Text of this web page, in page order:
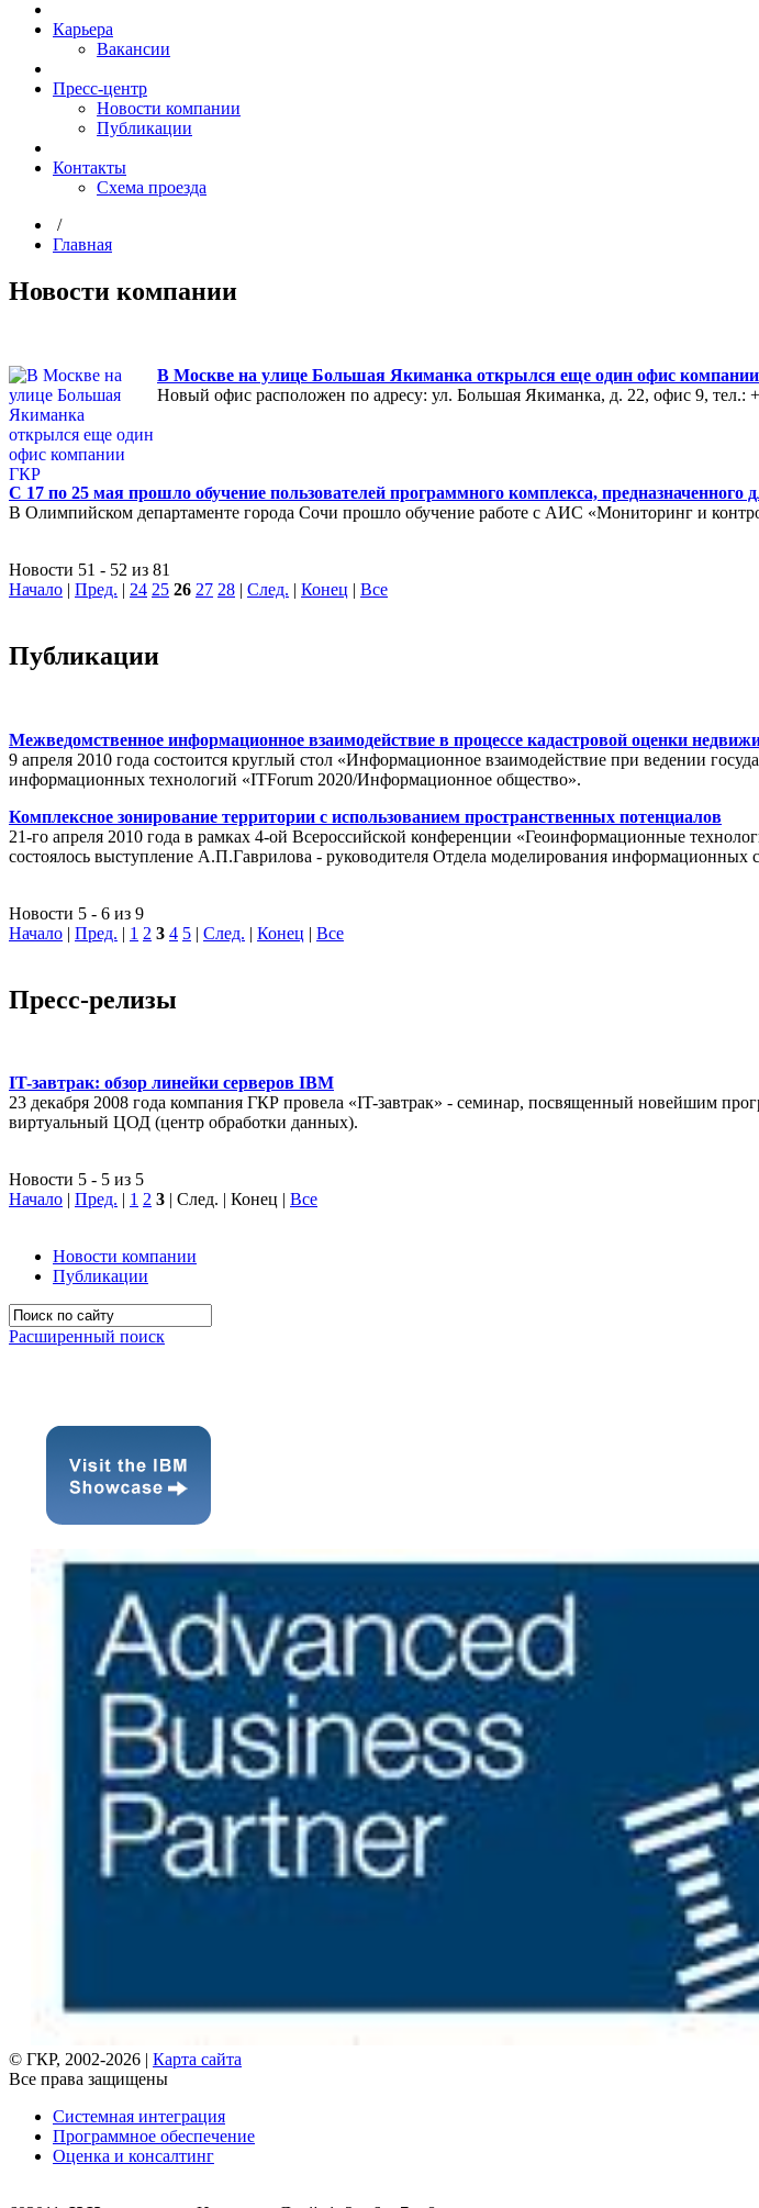
Карьера
Вакансии
Пресс-центр
Новости компании
Публикации
Контакты
Схема проезда
/
Главная
Новости компании
В Москве на улице Большая Якиманка открылся еще один офис
Новый офис расположен по адресу: ул. Большая Якиманка, д. 22, офис 9, тел.:
С 17 по 25 мая прошло обучение пользователей программного комплекса,
В Олимпийском департаменте города Сочи прошло обучение работе с АИС «Мониторинг и
Новости 51 - 52 из 81
Начало | Пред. | 24 25 26 27 28 | След. | Конец | Все
Публикации
Межведомственное информационное взаимодействие в процессе кадастровой оценки
9 апреля 2010 года состоится круглый стол «Информационное взаимодействие при ведении
информационных технологий «ITForum 2020/Информационное общество».
Комплексное зонирование территории с использованием пространственных потенциалов
21-го апреля 2010 года в рамках 4-ой Всероссийской конференции «Геоинформационные
состоялось выступление А.П.Гаврилова - руководителя Отдела моделирования
Новости 5 - 6 из 9
Начало | Пред. | 1 2 3 4 5 | След. | Конец | Все
Пресс-релизы
IT-завтрак: обзор линейки серверов IBM
23 декабря 2008 года компания ГКР провела «IT-завтрак» - семинар, посвященный новейшим
виртуальный ЦОД (центр обработки данных).
Новости 5 - 5 из 5
Начало | Пред. | 1 2 3 | След. | Конец | Все
Новости компании
Публикации
Расширенный поиск
© ГКР, 2002-2026 | Карта сайта
Все права защищены
Системная интеграция
Программное обеспечение
Оценка и консалтинг